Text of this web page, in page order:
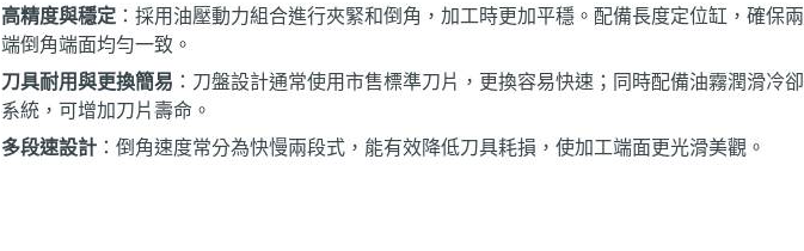
高精度與穩定 ：採用油壓動力組合進行夾緊和倒角，加工時更加平穩。配備長度定位缸，確保兩
端倒角端面均勻一致。
刀具耐用與更換簡易 ：刀盤設計通常使用市售標準刀片，更換容易快速；同時配備油霧潤滑冷卻
系統，可增加刀片壽命。
多段速設計 ：倒角速度常分為快慢兩段式，能有效降低刀具耗損，使加工端面更光滑美觀。